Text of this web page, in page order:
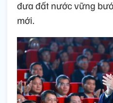
đưa đất nước vững
mới.